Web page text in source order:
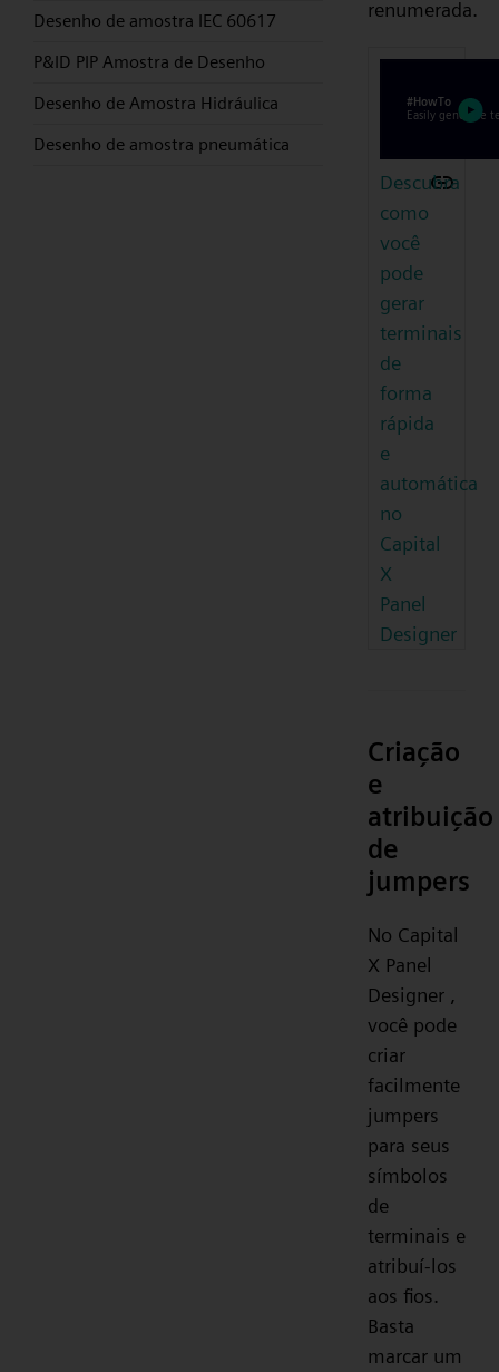
Desenho de amostra IEC 60617
P&ID PIP Amostra de Desenho
Desenho de Amostra Hidráulica
Desenho de amostra pneumática
renumerada.
Descubra
como
você
pode
gerar
terminais
de
forma
rápida
e
automática
no
Capital
X
Panel
Designer
Criação
e
atribuição
de
jumpers
No Capital
X Panel
Designer ,
você pode
criar
facilmente
jumpers
para seus
símbolos
de
terminais e
atribuí-los
aos fios.
Basta
marcar um